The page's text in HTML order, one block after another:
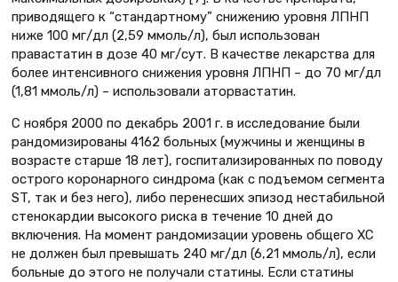
приводящего к “стандартному” снижению уровня ЛПНП
ниже 100 мг/дл (2,59 ммоль/л), был использован
правастатин в дозе 40 мг/сут. В качестве лекарства для
более интенсивного снижения уровня ЛПНП – до 70 мг/дл
(1,81 ммоль/л) – использовали аторвастатин.
С ноября 2000 по декабрь 2001 г. в исследование были
рандомизированы 4162 больных (мужчины и женщины в
возрасте старше 18 лет), госпитализированных по поводу
острого коронарного синдрома (как с подъемом сегмента
ST, так и без него), либо перенесших эпизод нестабильной
стенокардии высокого риска в течение 10 дней до
включения. На момент рандомизации уровень общего ХС
не должен был превышать 240 мг/дл (6,21 ммоль/л), если
больные до этого не получали статины. Если статины